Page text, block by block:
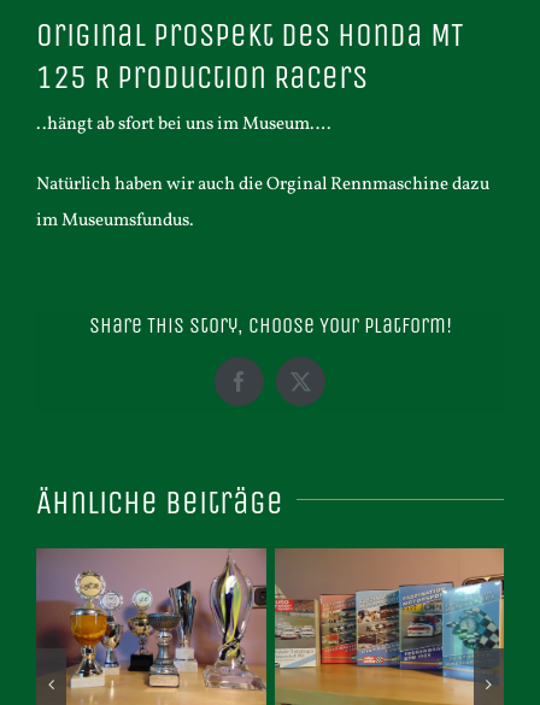
Original Prospekt des Honda MT
125 R Production Racers
..hängt ab sfort bei uns im Museum….
Natürlich haben wir auch die Orginal Rennmaschine dazu
im Museumsfundus.
Share This Story, Choose Your Platform!
Facebook
X
Ähnliche Beiträge